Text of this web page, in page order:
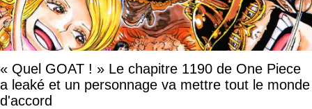
« Quel GOAT ! » Le chapitre 1190 de One Piece
a leaké et un personnage va mettre tout le monde
d'accord